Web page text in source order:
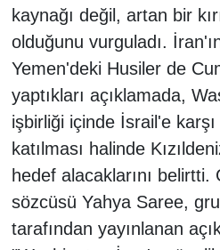
kaynağı değil, artan bir
olduğunu vurguladı.
Yemen'deki Husiler de
yaptıkları açıklamada,
işbirliği içinde İsrail'e karşı
katılması halinde
hedef alacaklarını
sözcüsü Yahya Saree,
tarafından yayınlanan